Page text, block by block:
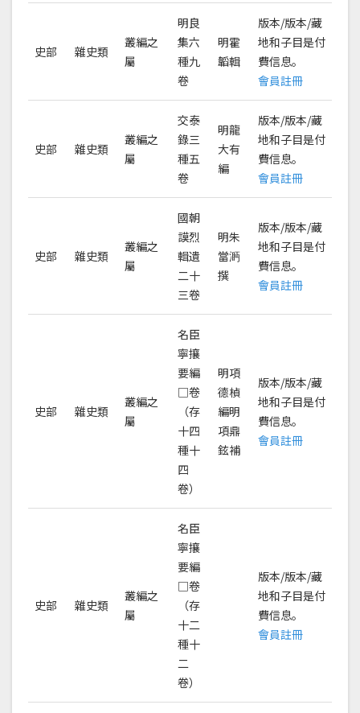
史部 雜史類
叢編之
屬
明良
集六
種九
卷
明霍
韜輯
版本/版本/藏
地和子目是付
費信息。
會員註冊
史部 雜史類
叢編之
屬
交泰
錄三
種五
卷
明龍
大有
編
版本/版本/藏
地和子目是付
費信息。
會員註冊
史部 雜史類
叢編之
屬
國朝
謨烈
輯遺
二十
三卷
明朱
當㴐
撰
版本/版本/藏
地和子目是付
費信息。
會員註冊
史部 雜史類
叢編之
屬
名臣
寧攘
要編
□卷
（存
十四
種十
四
卷）
明項
德楨
編明
項鼎
鉉補
版本/版本/藏
地和子目是付
費信息。
會員註冊
史部 雜史類
叢編之
屬
名臣
寧攘
要編
□卷
（存
十二
種十
二
卷）
版本/版本/藏
地和子目是付
費信息。
會員註冊